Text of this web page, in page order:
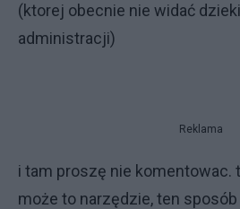
(ktorej obecnie nie widać
administracji)
Reklama
i tam proszę nie komentowac.
może to narzędzie, ten sposób